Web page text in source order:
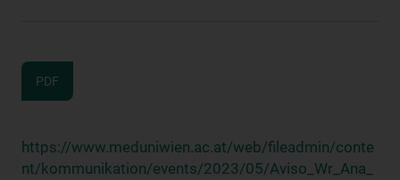
PDF
https://www.meduniwien.ac.at/web/fileadmin/conte
nt/kommunikation/events/2023/05/Aviso_Wr_Ana_